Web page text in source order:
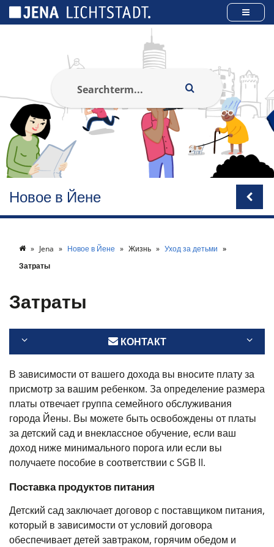
Новое в Йене
Jena Новое в Йене Жизнь
Уход за детьми
Затраты
Затраты
КОНТАКТ
В зависимости от вашего дохода вы вносите плату за
присмотр за вашим ребенком. За определение размера
платы отвечает группа семейного обслуживания
города Йены. Вы можете быть освобождены от платы
за детский сад и внеклассное обучение, если ваш
доход ниже минимального порога или если вы
получаете пособие в соответствии с SGB II.
Поставка продуктов питания
Детский сад заключает договор с поставщиком питания,
который в зависимости от условий договора
обеспечивает детей завтраком, горячим обедом и
Панель управления cookies